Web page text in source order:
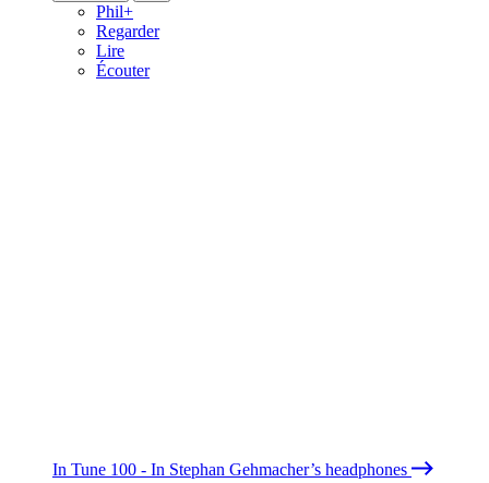
Phil+
Regarder
Lire
Écouter
In Tune 100 - In Stephan Gehmacher’s headphones